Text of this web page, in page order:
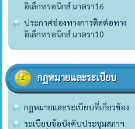
อิเล็กทรอนิกส์ มาตรา16
ประกาศช่องทางการติดต่อทาง
อิเล็กทรอนิกส์ มาตรา10
กฏหมายและระเบียบ
กฏหมายและระเบียบที่เกี่ยวข้อง
ระเบียบข้อบังคับประชุมสภาฯ